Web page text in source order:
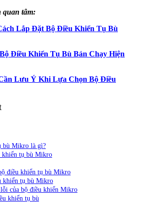
quan tâm:
Lắp Đặt Bộ Điều Khiển Tụ Bù
Điều Khiển Tụ Bù Bán Chạy Hiện
Lưu Ý Khi Lựa Chọn Bộ Điều
bù Mikro là gì?
khiển tụ bù Mikro
điều khiển tụ bù Mikro
khiển tụ bù Mikro
lỗi của bộ điều khiển Mikro
khiển tụ bù